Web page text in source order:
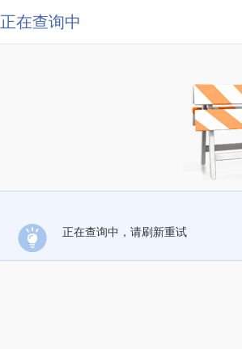
正在查询中
正在查询中，请刷新重试